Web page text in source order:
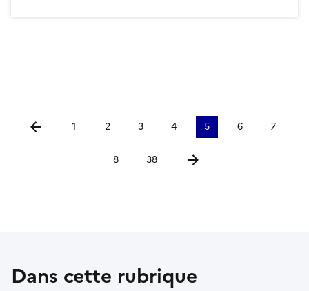
Aller à la page précédente
1 2 3 4 5 6 7
8 38 Aller à la page suivante
Dans cette rubrique